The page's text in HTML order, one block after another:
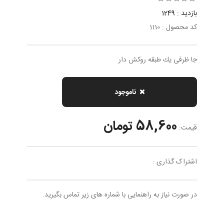
بازدید : 1249
کد محصول : 1110
جا ظرفی يك طبقه روكش دار
ناموجود
قیمت: 58,600 تومان
اشتراک گذاری :
در صورت نیاز به راهنمایی با شماره های زیر تماس بگیرید.